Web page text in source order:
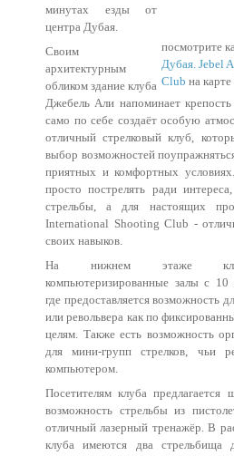
посмотрите
Дубая. Jebel
Club на
минутах езды от
центра Дубая.
Своим
архитектурным
обликом здание клуба
Джебель Али напоминает
само по себе создаёт особую
отличный стрелковый клуб,
выбор возможностей
приятных и комфортных
просто пострелять ради
стрельбы, а для настоящих
International Shooting Club -
своих навыков.
На нижнем этаже
компьютеризированные залы с 10
где предоставляется возможность
или револьвера как по
целям. Также есть возможность
для мини-групп стрелков, чьи
компьютером.
Посетителям клуба
возможность стрельбы из
отличный лазерный тренажёр. В
клуба имеются два стрельбища